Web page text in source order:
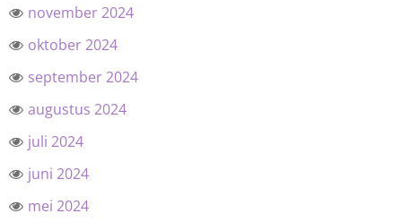
november 2024
oktober 2024
september 2024
augustus 2024
juli 2024
juni 2024
mei 2024